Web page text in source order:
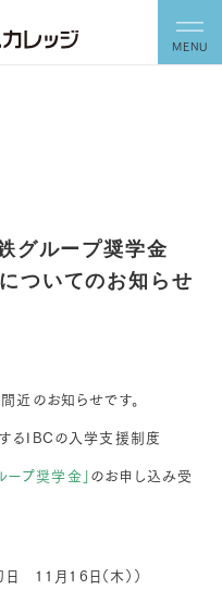
MENU
グループ奨学金
ついてのお知らせ
のお知らせです。
るIBCの入学支援制度
ープ奨学金」のお申し込み受
11月16日（木））